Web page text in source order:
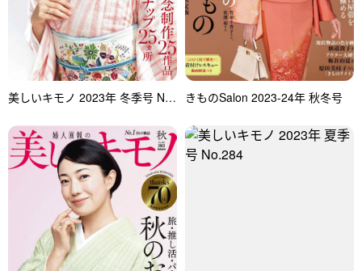
美しいキモノ 2023年 冬季号 No.286 きものSalon 2023-24年 秋冬号